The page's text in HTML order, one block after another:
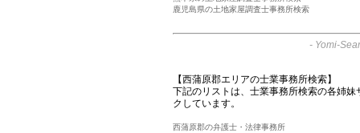
鹿児島県の土地家屋調査士事務所検索
- Yomi-
【西蒲原郡エリアの士業事務所検索】
下記のリストは、士業事務所検索の各姉
クしています。
西蒲原郡の弁護士・法律事務所